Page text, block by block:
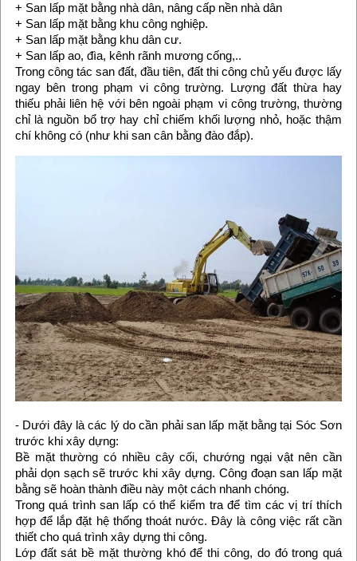
+ San lấp mặt bằng nhà dân, nâng cấp nền nhà dân
+ San lấp mặt bằng khu công nghiệp.
+ San lấp mặt bằng khu dân cư.
+ San lấp ao, đìa, kênh rãnh mương cống,..
Trong công tác san đất, đầu tiên, đất thi công chủ yếu được lấy
ngay bên trong phạm vi công trường. Lượng đất thừa hay
thiếu phải liên hệ với bên ngoài phạm vi công trường, thường
chỉ là nguồn bổ trợ hay chỉ chiếm khối lượng nhỏ, hoặc thậm
chí không có (như khi san cân bằng đào đắp).
- Dưới đây là các lý do cần phải san lấp mặt bằng tại Sóc Sơn
trước khi xây dựng:
Bề mặt thường có nhiều cây cối, chướng ngại vật nên cần
phải dọn sạch sẽ trước khi xây dựng. Công đoạn san lấp mặt
bằng sẽ hoàn thành điều này một cách nhanh chóng.
Trong quá trình san lấp có thể kiểm tra để tìm các vị trí thích
hợp để lắp đặt hệ thống thoát nước. Đây là công việc rất cần
thiết cho quá trình xây dựng thi công.
Lớp đất sát bề mặt thường khó để thi công, do đó trong quá